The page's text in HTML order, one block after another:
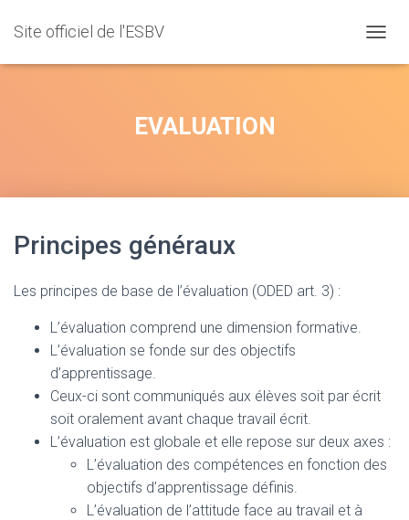
Site officiel de l'ESBV
É
EVALUATION
Principes généraux
Les principes de base de l’évaluation (ODED art. 3) :
L’évaluation comprend une dimension formative.
L’évaluation se fonde sur des objectifs
d’apprentissage.
Ceux-ci sont communiqués aux élèves soit par écrit
soit oralement avant chaque travail écrit.
L’évaluation est globale et elle repose sur deux axes :
L’évaluation des compétences en fonction des
objectifs d’apprentissage définis.
L’évaluation de l’attitude face au travail et à